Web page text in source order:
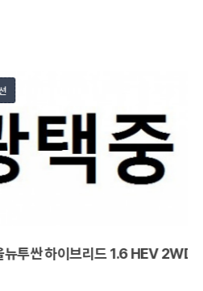
이브리드 1.6 HEV 2WD 프리미엄